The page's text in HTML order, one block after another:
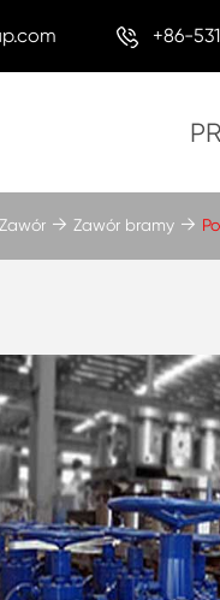
+86-
Zawór Zawór bramy